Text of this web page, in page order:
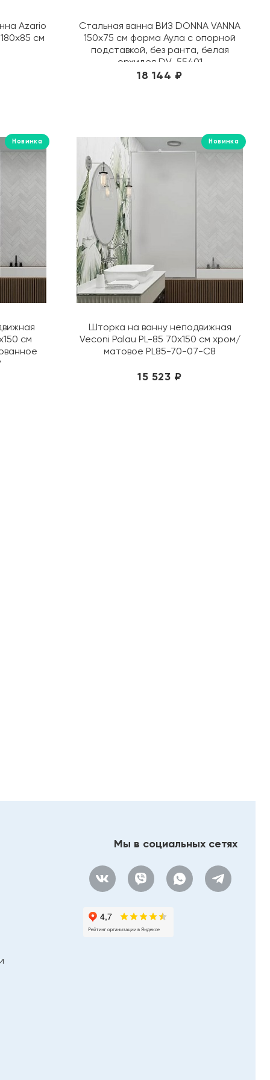
Geberit
Geotiles
Glassiko
Grespania
Grohe
Grossman
Iberica Blanca
Ideal Standard
Isla Tiles
Italon
ITT Ceramic
Jacob Delafon
Jorno
Kerasan
KEUCO
Kolpa-san
Relisan
Roca (плитка)
Rocersa
Rossinka Silvermix
Serenissima & Cir
SinteSi
Azario
см
Стальная ванна ВИЗ DONNA VANNA
150x75 cм форма Аула с опорной
подставкой, без ранта, белая
орхидея DV-55401
18 144 ₽
Новинка
см
Новинка
Шторка на ванну неподвижная
Veconi Palau PL-85 70х150 см хром/
матовое PL85-70-07-C8
15 523 ₽
Мы в социальных сетях